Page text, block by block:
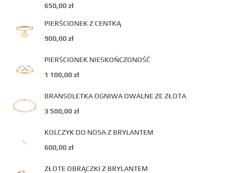
650,00zł
PIERŚCIONEK Z CENTKĄ
900,00zł
PIERŚCIONEK NIESKOŃCZONOŚĆ
1 100,00zł
BRANSOLETKA OGNIWA OWALNE ZE ZŁOTA
3 500,00zł
KOLCZYK DO NOSA Z BRYLANTEM
600,00zł
ZŁOTE OBRĄCZKI Z BRYLANTEM